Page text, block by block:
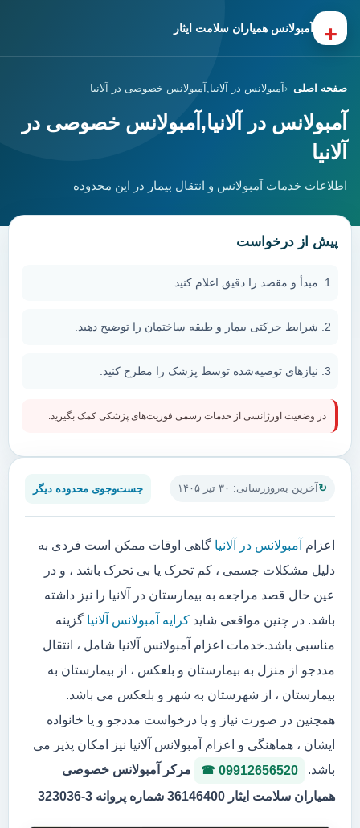
+ آمبولانس همیاران سلامت ایثار
صفحه اصلی آمبولانس در آلانیا,آمبولانس خصوصی در آلانیا
آمبولانس در آلانیا,آمبولانس خصوصی در
آلانیا
اطلاعات خدمات آمبولانس و انتقال بیمار در این محدوده
آخرین به‌روزرسانی: ۳۰ تیر ۱۴۰۵ جست‌وجوی محدوده دیگر
اعزام آمبولانس در آلانیا گاهی اوقات ممکن است فردی به
دلیل مشکلات جسمی ، کم تحرک یا بی تحرک باشد ، و در
عین حال قصد مراجعه به بیمارستان در آلانیا را نیز داشته
باشد. در چنین مواقعی شاید کرایه آمبولانس آلانیا گزینه
مناسبی باشد.خدمات اعزام آمبولانس آلانیا شامل ، انتقال
مددجو از منزل به بیمارستان و بلعکس ، از بیمارستان به
بیمارستان ، از شهرستان به شهر و بلعکس می باشد.
همچنین در صورت نیاز و یا درخواست مددجو و یا خانواده
ایشان ، هماهنگی و اعزام آمبولانس آلانیا نیز امکان پذیر می
باشد.
09912656520
مرکر آمبولانس خصوصی
همیاران سلامت ایثار 36146400 شماره پروانه 3-323036
پیش از درخواست
مبدأ و مقصد را دقیق اعلام کنید.
شرایط حرکتی بیمار و طبقه ساختمان را توضیح دهید.
نیازهای توصیه‌شده توسط پزشک را مطرح کنید.
در وضعیت اورژانسی از خدمات رسمی فوریت‌های پزشکی کمک بگیرید.